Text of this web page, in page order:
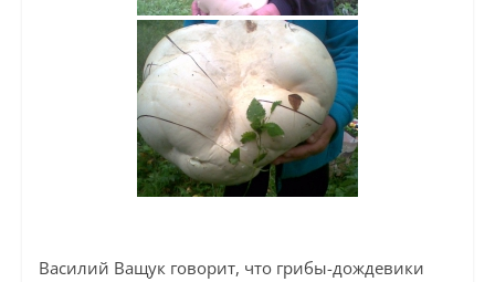
Василий Ващук говорит, что грибы-дождевики